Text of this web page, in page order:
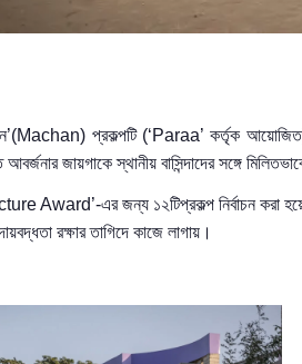
Machan) প্রকল্পটি (‘Paraa’ কর্তৃক
জায়গাকে স্থানীয় বাসিন্দাদের সঙ্গে
Award’-এর জন্য ১২টিপ্রকল্প নির্বাচন করা
রক্ষারতাগিদে কাজে লাগায়।